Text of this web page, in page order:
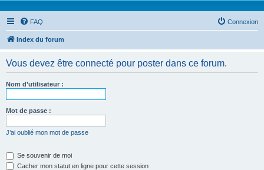
FAQ Connexion
Index du forum
Vous devez être connecté pour poster dans ce forum.
Nom d’utilisateur :
Mot de passe :
J’ai oublié mon mot de passe
Se souvenir de moi
Cacher mon statut en ligne pour cette session